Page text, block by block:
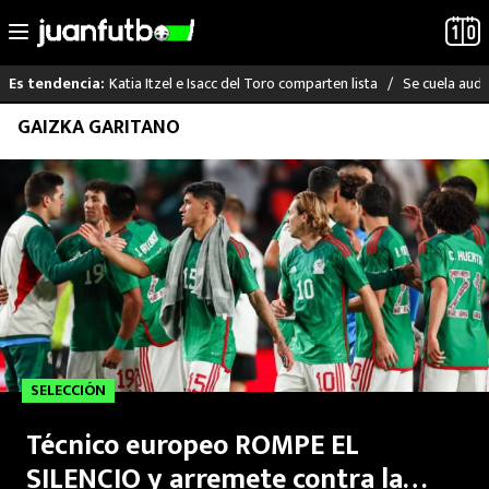
Saltar
contenido
Es tendencia: Katia Itzel e Isacc del Toro comparten lista Se cuela
LO ÚLTIMO
LIGA MX
RAYADOS
PUMAS
ATLANTE
SELECCIÓN MEXICANA
FUTBOL INTERNACIONAL
GAIZKA GARITANO
SELECCIÓN
Técnico europeo ROMPE EL
SILENCIO y arremete contra la